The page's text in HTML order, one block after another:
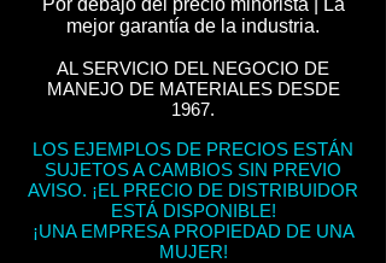
Por debajo del precio minorista | La
mejor garantía de la industria.
AL SERVICIO DEL NEGOCIO DE
MANEJO DE MATERIALES DESDE
1967.
LOS EJEMPLOS DE PRECIOS ESTÁN
SUJETOS A CAMBIOS SIN PREVIO
AVISO. ¡EL PRECIO DE DISTRIBUIDOR
ESTÁ DISPONIBLE!
¡UNA EMPRESA PROPIEDAD DE UNA
MUJER!